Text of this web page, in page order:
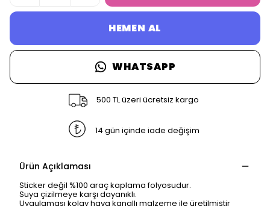
HEMEN AL
WHATSAPP
500 TL üzeri ücretsiz kargo
14 gün içinde iade değişim
Ürün Açıklaması
Sticker değil %100 araç kaplama folyosudur.
Suya çizilmeye karşı dayanıklı.
Uygulaması kolay hava kanallı malzeme ile üretilmiştir